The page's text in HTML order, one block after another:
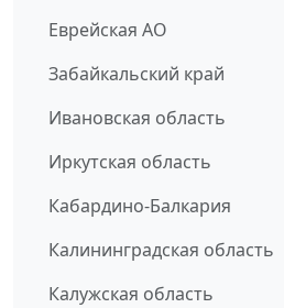
Еврейская АО
Забайкальский край
Ивановская область
Иркутская область
Кабардино-Балкария
Калининградская область
Калужская область